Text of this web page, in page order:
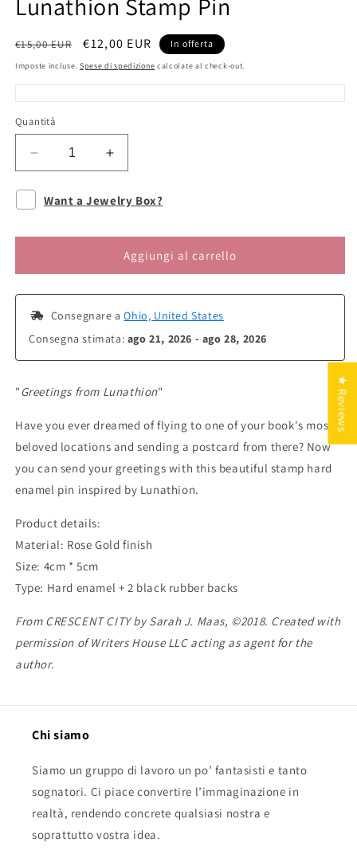
Lunathion Stamp Pin
Prezzo
di
listino
€15,00 EUR
Prezzo
scontato
€12,00 EUR In offerta
Imposte incluse. Spese di spedizione calcolate al check-out.
Quantità
Diminuisci
quantità
per
Lunathion
Aumenta
quantità
per
Lunathion
Want a Jewelry Box?
Aggiungi al carrello
Consegnare a Ohio, United States
Consegna stimata: ago 21, 2026 - ago 28, 2026
"Greetings from Lunathion"
Have you ever dreamed of flying to one of your book's most
beloved locations and sending a postcard from there? Now
you can send your greetings with this beautiful stamp hard
enamel pin inspired by Lunathion.
Product details:
Material: Rose Gold finish
Size: 4cm * 5cm
Type: Hard enamel + 2 black rubber backs
From CRESCENT CITY by Sarah J. Maas, ©2018. Created with
permission of Writers House LLC acting as agent for the
author.
Chi siamo
Siamo un gruppo di lavoro un po’ fantasisti e tanto
sognatori. Ci piace convertire l’immaginazione in
realtà, rendendo concrete qualsiasi nostra e
soprattutto vostra idea.
★ Reviews